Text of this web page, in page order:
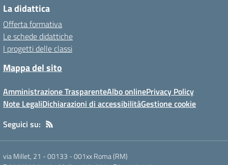
La didattica
Offerta formativa
Le schede didattiche
I progetti delle classi
Mappa del sito
Amministrazione TrasparenteAlbo onlinePrivacy Policy
Note LegaliDichiarazioni di accessibilitàGestione cookie
Seguici su:
via Millet, 21 - 00133 -001xx Roma (RM)